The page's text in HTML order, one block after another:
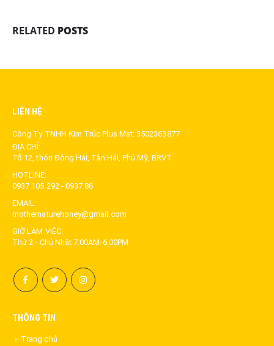
RELATED POSTS
LIÊN HỆ
Công Ty TNHH Kim Trúc Plus Mst: 3502363877
ĐỊA CHỈ:
Tổ 12, thôn Đông Hải, Tân Hải, Phú Mỹ, BRVT
HOTLINE:
0937 105 292 - 0937 86
EMAIL:
mothernaturehoney@gmail.com
GIỜ LÀM VIỆC:
Thứ 2 - Chủ Nhật 7:00AM-6:00PM
THÔNG TIN
Trang chủ